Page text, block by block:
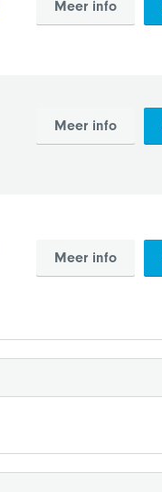
Meer info
Meer info
Meer info